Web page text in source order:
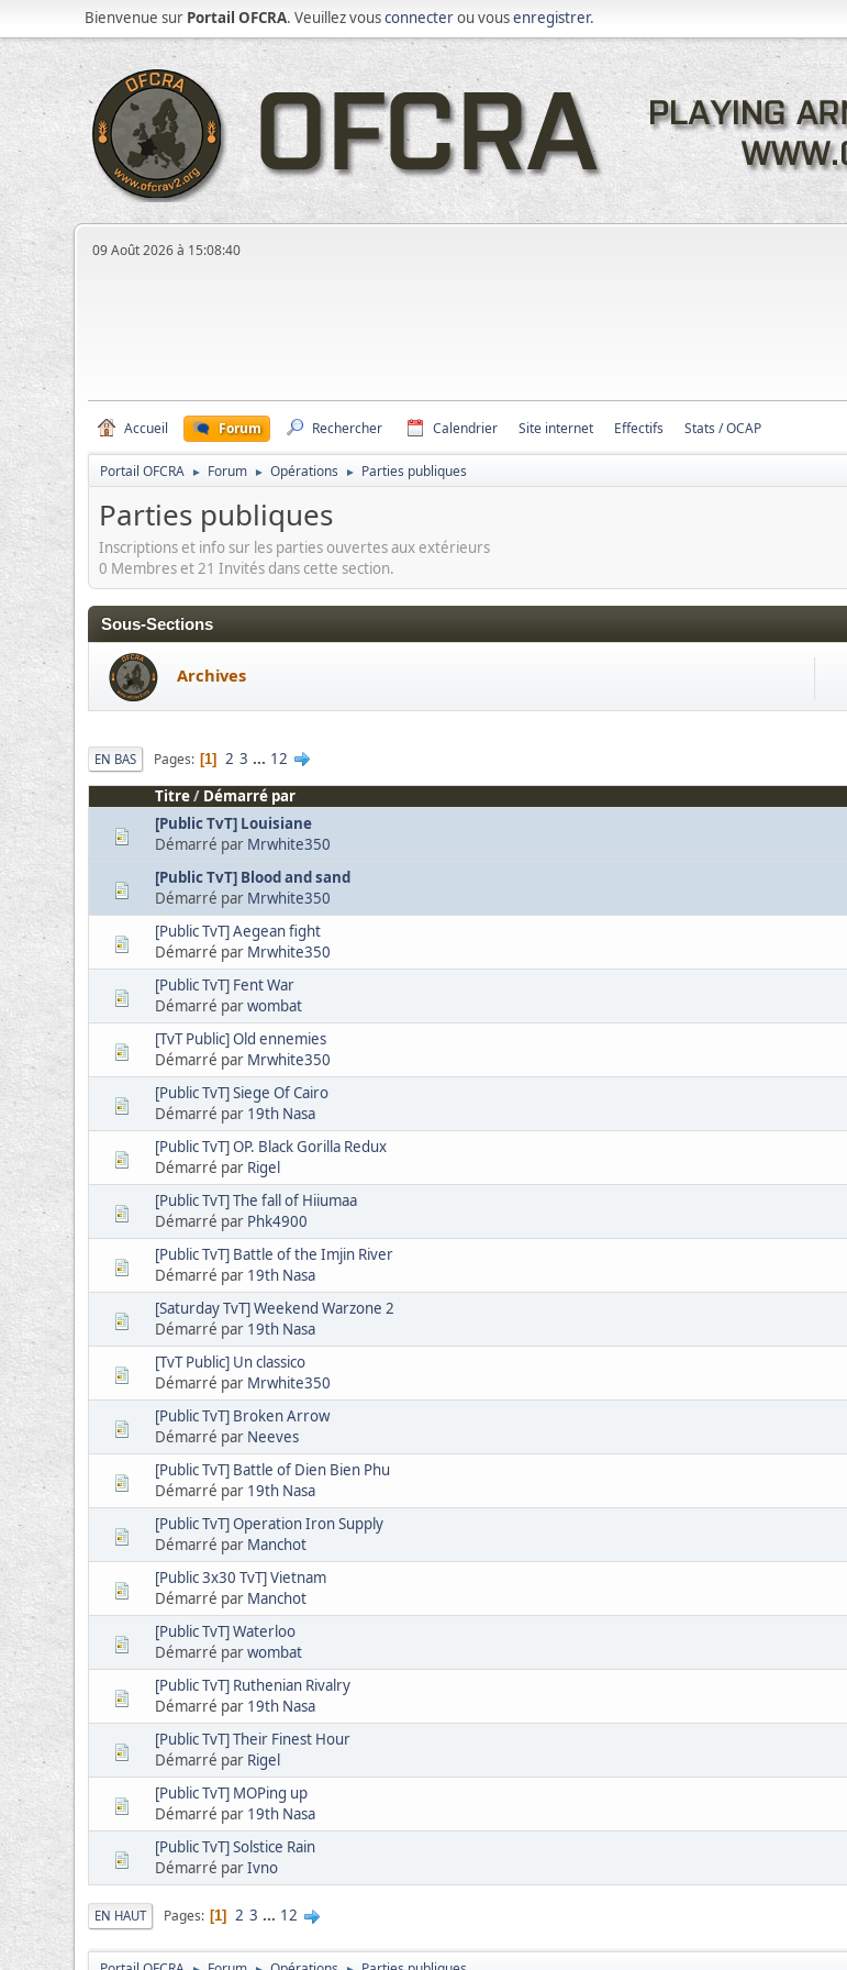
Bienvenue sur Portail OFCRA. Veuillez vousconnecterou vousenregistrer.
09 Août 2026 à 15:08:40
Accueil Forum Rechercher Calendrier Site internet Effectifs Stats / OCAP
Portail OFCRA ► Forum ► Opérations ► Parties publiques
Parties publiques
Inscriptions et info sur les parties ouvertes aux extérieurs
0 Membres et 21 Invités dans cette section.
Sous-Sections
Archives
EN BAS Pages 1 2 3 ... 12
Titre/ Démarré par
[Public TvT] Louisiane
Démarré par Mrwhite350
[Public TvT] Blood and sand
Démarré par Mrwhite350
[Public TvT] Aegean fight
Démarré par Mrwhite350
[Public TvT] Fent War
Démarré parwombat
[TvT Public] Old ennemies
Démarré par Mrwhite350
[Public TvT] Siege Of Cairo
Démarré par 19th Nasa
[Public TvT] OP. Black Gorilla Redux
Démarré par Rigel
[Public TvT] The fall of Hiiumaa
Démarré par Phk4900
[Public TvT] Battle of the Imjin River
Démarré par 19th Nasa
[Saturday TvT] Weekend Warzone 2
Démarré par 19th Nasa
[TvT Public] Un classico
Démarré par Mrwhite350
[Public TvT] Broken Arrow
Démarré par Neeves
[Public TvT] Battle of Dien Bien Phu
Démarré par 19th Nasa
[Public TvT] Operation Iron Supply
Démarré par Manchot
[Public 3x30 TvT] Vietnam
Démarré par Manchot
[Public TvT] Waterloo
Démarré parwombat
[Public TvT] Ruthenian Rivalry
Démarré par 19th Nasa
[Public TvT] Their Finest Hour
Démarré par Rigel
[Public TvT] MOPing up
Démarré par 19th Nasa
[Public TvT] Solstice Rain
Démarré parIvno
EN HAUT Pages 1 2 3 ... 12